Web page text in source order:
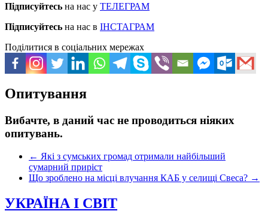
Підписуйтесь на нас у ТЕЛЕГРАМ
Підписуйтесь на нас в ІНСТАГРАМ
Поділитися в соціальних мережах
Опитування
Вибачте, в даний час не проводиться ніяких
опитувань.
← Які з сумських громад отримали найбільший
сумарний приріст
Що зроблено на місці влучання КАБ у селищі Свеса? →
УКРАЇНА І СВІТ